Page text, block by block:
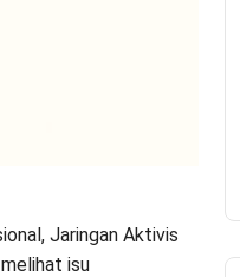
Jaringan Aktivis
isu